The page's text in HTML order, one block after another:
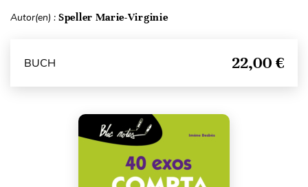
Autor(en) : Speller Marie-Virginie
BUCH 22,00 €